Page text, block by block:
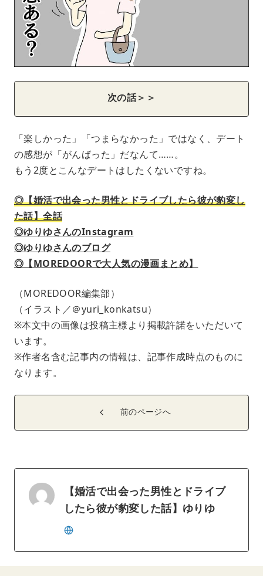
次の話＞＞
「楽しかった」「つまらなかった」ではなく、デート
の感想が「がんばった」だなんて……。
もう2度とこんなデートはしたくないですね。
◎【婚活で出会った男性とドライブしたら彼が豹変し
た話】全話
◎ゆりゆさんのInstagram
◎ゆりゆさんのブログ
◎【MOREDOORで大人気の漫画まとめ】
（MOREDOOR編集部）
（イラスト／＠yuri_konkatsu）
※本文中の画像は投稿主様より掲載許諾をいただいて
います。
※作者名含む記事内の情報は、記事作成時点のものに
なります。
前のページへ
【婚活で出会った男性とドライブ
したら彼が豹変した話】ゆりゆ